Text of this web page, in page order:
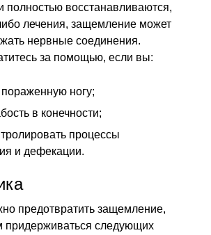
полностью восстанавливаются,
лечения, защемление может
нервные соединения.
за помощью, если вы:
пораженную ногу;
в конечности;
процессы
и дефекации.
предотвратить защемление,
придерживаться следующих